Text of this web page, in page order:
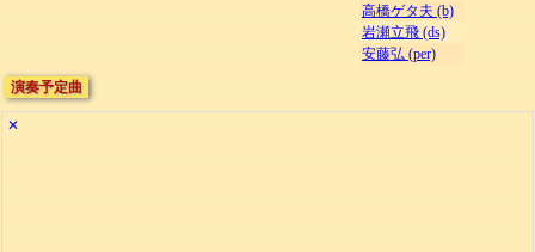
高橋ゲタ夫 (b)
岩瀬立飛 (ds)
安藤弘 (per)
演奏予定曲
✕